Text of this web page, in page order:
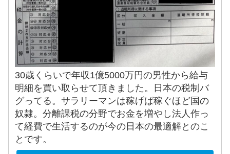
30歳くらいで年収1億5000万円の男性から給与
明細を買い取らせて頂きました。日本の税制バ
グってる。サラリーマンは稼げば稼ぐほど国の
奴隷。分離課税の分野でお金を増やし法人作っ
て経費で生活するのが今の日本の最適解とのこ
とです。